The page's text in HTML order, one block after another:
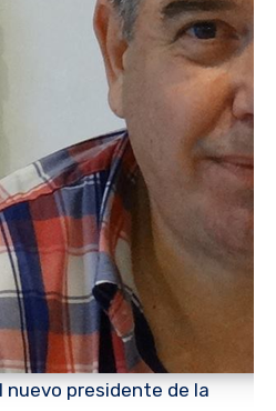
nuevo presidente de la